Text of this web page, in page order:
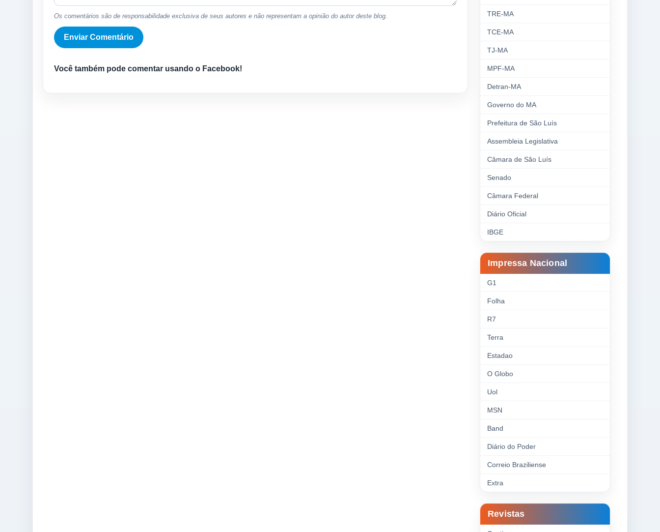
Os comentários são de responsabilidade exclusiva de seus autores e não representam a opinião do autor deste blog.
Você também pode comentar usando o Facebook!
TRE-MA
TCE-MA
TJ-MA
MPF-MA
Detran-MA
Governo do MA
Prefeitura de São Luís
Assembleia Legislativa
Câmara de São Luís
Senado
Câmara Federal
Diário Oficial
IBGE
Impressa Nacional
G1
Folha
R7
Terra
Estadao
O Globo
Uol
MSN
Band
Diário do Poder
Correio Braziliense
Extra
Revistas